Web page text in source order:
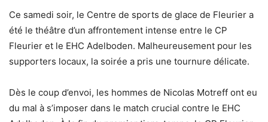
Ce samedi soir, le Centre de sports de glace de Fleurier a
été le théâtre d’un affrontement intense entre le CP
Fleurier et le EHC Adelboden. Malheureusement pour les
supporters locaux, la soirée a pris une tournure délicate.
Dès le coup d’envoi, les hommes de Nicolas Motreff ont eu
du mal à s’imposer dans le match crucial contre le EHC